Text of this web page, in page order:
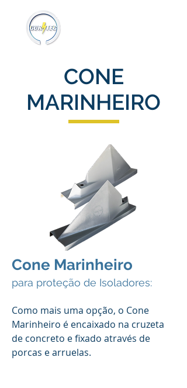
CONE
MARINHEIRO
Cone Marinheiro
para proteção de Isoladores:
Como mais uma opção, o Cone
Marinheiro é encaixado na cruzeta
de concreto e fixado através de
porcas e arruelas.